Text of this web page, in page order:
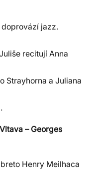
jazz.
recitují Anna
Strayhorna a Juliana
– Georges
Henry Meilhaca